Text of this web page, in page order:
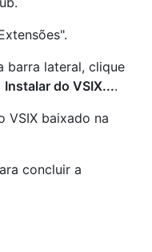
barra lateral, clique
Instalar do VSIX....
VSIX baixado na
concluir a